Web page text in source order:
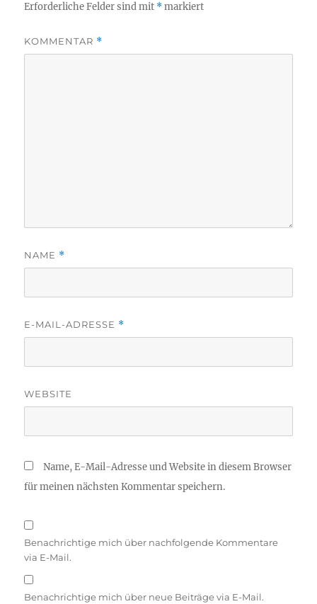
Erforderliche Felder sind mit *markiert
KOMMENTAR *
NAME *
E-MAIL-ADRESSE *
WEBSITE
Name, E-Mail-Adresse und Website in diesem Browser
für meinen nächsten Kommentar speichern.
Benachrichtige mich über nachfolgende Kommentare
via E-Mail.
Benachrichtige mich über neue Beiträge via E-Mail.